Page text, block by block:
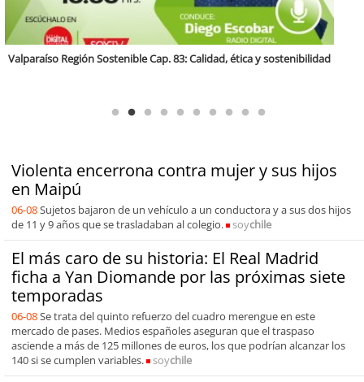
Violenta encerrona contra mujer y sus hijos
en Maipú
06-08Sujetos bajaron de un vehículo a un conductora y a sus dos hijos
de 11 y 9 años que se trasladaban al colegio.
soychile
El más caro de su historia: El Real Madrid
ficha a Yan Diomande por las próximas siete
temporadas
06-08Se trata del quinto refuerzo del cuadro merengue en este
mercado de pases. Medios españoles aseguran que el traspaso
asciende a más de 125 millones de euros, los que podrían alcanzar los
140 si se cumplen variables.
soychile